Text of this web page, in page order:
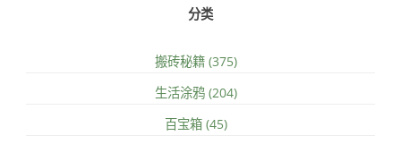
分类
搬砖秘籍 (375)
生活涂鸦 (204)
百宝箱 (45)